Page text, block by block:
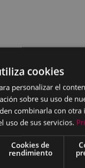
Berbetan)
cookies
personalizar el
sobre su uso de
combinarla con
uso de sus servicios.
Cookies de
rendimiento